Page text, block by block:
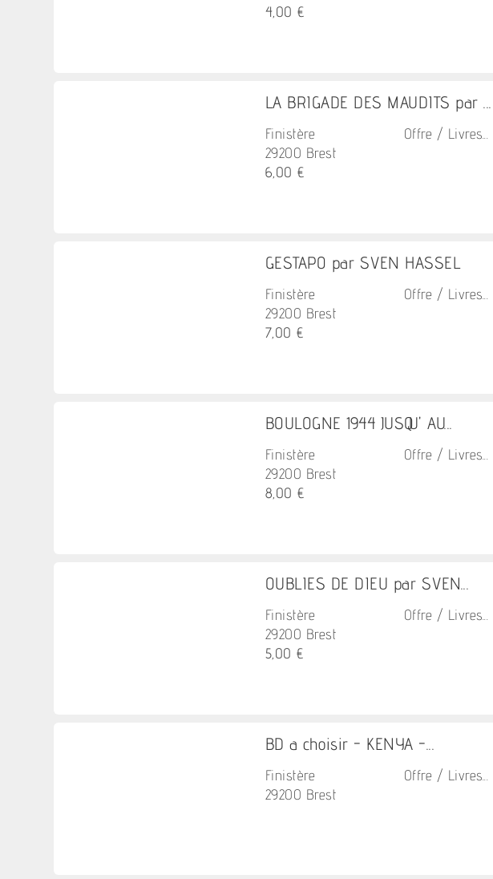
4,00 €
LA BRIGADE DES MAUDITS par ...
Finistère
29200 Brest
6,00 €
Offre / Livres...
GESTAPO par SVEN HASSEL
Finistère
29200 Brest
7,00 €
Offre / Livres...
BOULOGNE 1944 JUSQU' AU...
Finistère
29200 Brest
8,00 €
Offre / Livres...
OUBLIES DE DIEU par SVEN...
Finistère
29200 Brest
5,00 €
Offre / Livres...
BD a choisir - KENYA -...
Finistère
29200 Brest
Offre / Livres...